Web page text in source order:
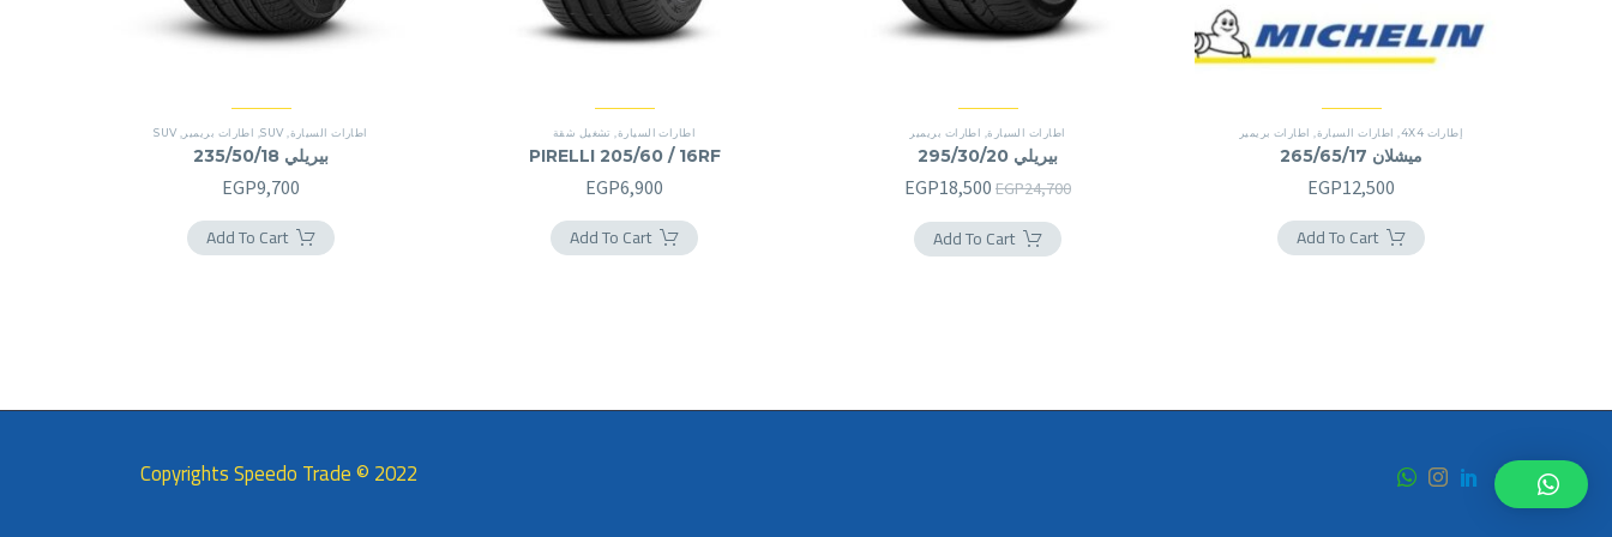
إطارات 4X4 اطارات السيارة اطارات بريمير
ميشلان 265/65/17
EGP12,500
Add To Cart
اطارات السيارة, اطارات بريمير
بيريلي 295/30/20
EGP24,700
السعر
الأصلي
هو:
EGP18,500
Add To Cart
اطارات السيارة تشغيل شقة
PIRELLI 205/60 / 16RF
EGP6,900
Add To Cart
اطارات السيارة SUV
, اطارات بريمير SUV
بيريلي 235/50/18
EGP9,700
Add To Cart
2022 © Copyrights Speedo Trade